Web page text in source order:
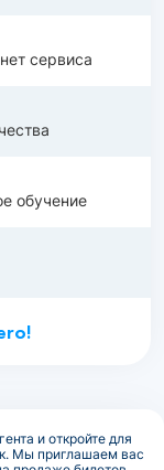
сервиса
обучение
и откройте для
Мы приглашаем вас